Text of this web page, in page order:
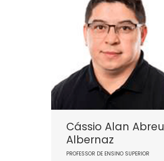
Cássio Alan Abreu
Albernaz
PROFESSOR DE ENSINO SUPERIOR